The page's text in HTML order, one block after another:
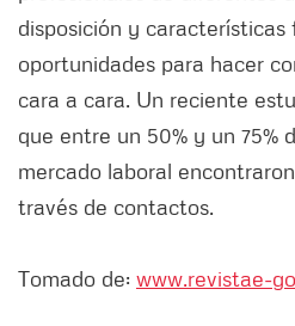
disposición y características
oportunidades para hacer
cara a cara. Un reciente
que entre un 50% y un 75%
mercado laboral
través de contactos.
Tomado de: www.revistae-